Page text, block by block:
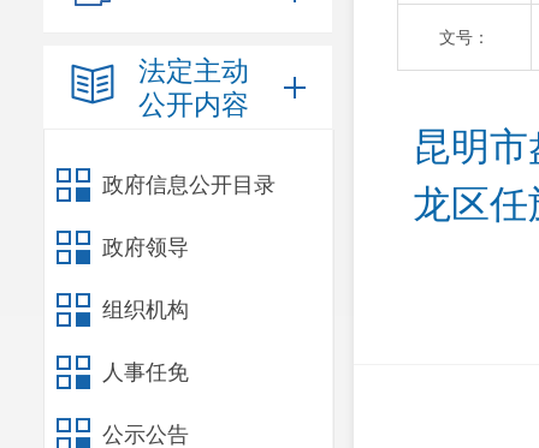
法定主动
公开内容
政府信息公开目录
政府领导
组织机构
人事任免
公示公告
文号：
昆明
龙区